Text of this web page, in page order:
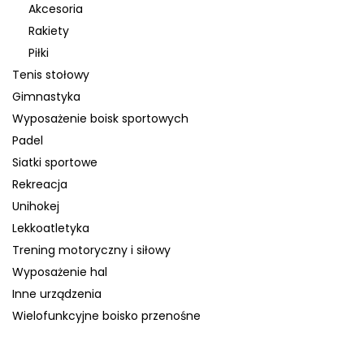
Akcesoria
Rakiety
Piłki
Tenis stołowy
Gimnastyka
Wyposażenie boisk sportowych
Padel
Siatki sportowe
Rekreacja
Unihokej
Lekkoatletyka
Trening motoryczny i siłowy
Wyposażenie hal
Inne urządzenia
Wielofunkcyjne boisko przenośne